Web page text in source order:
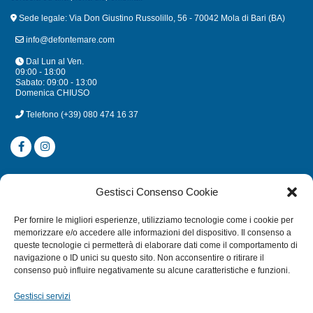
Gestisci Consenso Cookie
Per fornire le migliori esperienze, utilizziamo tecnologie come i cookie per
memorizzare e/o accedere alle informazioni del dispositivo. Il consenso a
queste tecnologie ci permetterà di elaborare dati come il comportamento di
navigazione o ID unici su questo sito. Non acconsentire o ritirare il
consenso può influire negativamente su alcune caratteristiche e funzioni.
Gestisci servizi
Sede legale: Via Don Giustino Russolillo, 56 - 70042 Mola di Bari (BA)
info@defontemare.com
Dal Lun al Ven.
09:00 - 18:00
Sabato: 09:00 - 13:00
Domenica CHIUSO
Telefono (+39) 080 474 16 37
CATEGORIE
MULINELLI
CANNE
ACCESSORI NAUTICI